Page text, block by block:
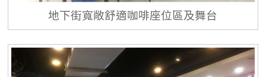
地下街寬敞舒適咖啡座位區及舞台